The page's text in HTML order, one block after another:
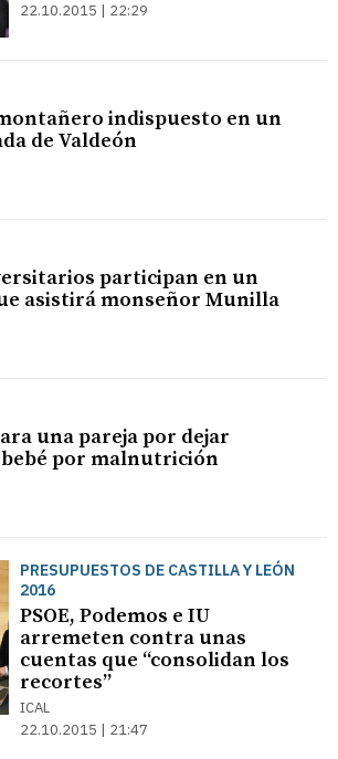
22.10.2015 | 22:29
indispuesto en un
de Valdeón
participan en un
asistirá monseñor Munilla
una pareja por dejar
por malnutrición
PRESUPUESTOS DE CASTILLA Y LEÓN
2016
PSOE, Podemos e IU
arremeten contra unas
cuentas que “consolidan los
recortes”
ICAL
22.10.2015 | 21:47